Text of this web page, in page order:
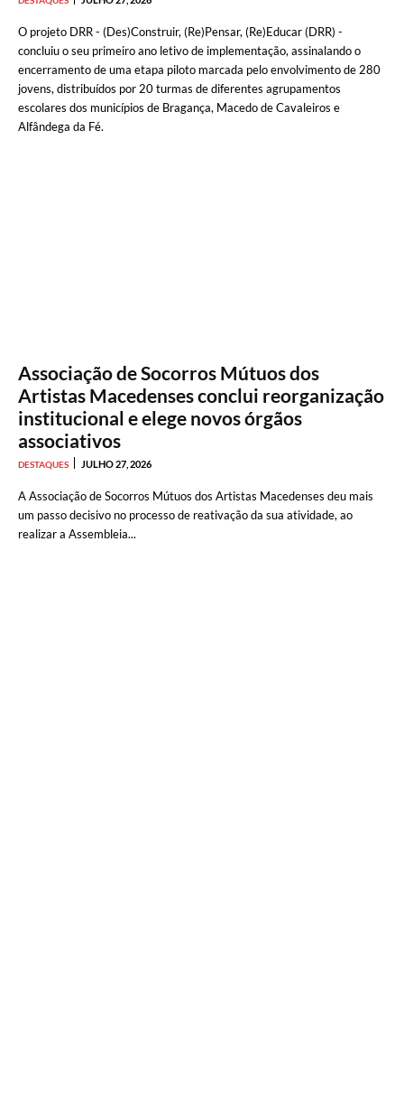
O projeto DRR - (Des)Construir, (Re)Pensar, (Re)Educar (DRR) -
concluiu o seu primeiro ano letivo de implementação, assinalando o
encerramento de uma etapa piloto marcada pelo envolvimento de 280
jovens, distribuídos por 20 turmas de diferentes agrupamentos
escolares dos municípios de Bragança, Macedo de Cavaleiros e
Alfândega da Fé.
Associação de Socorros Mútuos dos
Artistas Macedenses conclui reorganização
institucional e elege novos órgãos
associativos
DESTAQUES JULHO 27, 2026
A Associação de Socorros Mútuos dos Artistas Macedenses deu mais
um passo decisivo no processo de reativação da sua atividade, ao
realizar a Assembleia...